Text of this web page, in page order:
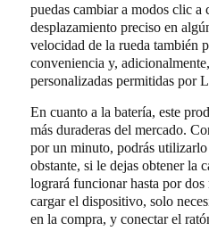
puedas cambiar a modos clic a
desplazamiento preciso en
velocidad de la rueda también
conveniencia y,
personalizadas permitidas por
En cuanto a la batería, este
más duraderas del mercado.
por un minuto, podrás
obstante, si le dejas obtener la
logrará funcionar hasta por dos
cargar el dispositivo, solo
en la compra, y conectar el